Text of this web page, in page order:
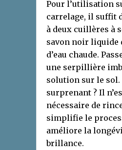
Pour l’utilisation
carrelage, il suffit
à deux cuillères à
savon noir liquide
d’eau chaude.
une serpillière
solution sur le sol.
surprenant ? Il
nécessaire de
simplifie le
améliore la
brillance.